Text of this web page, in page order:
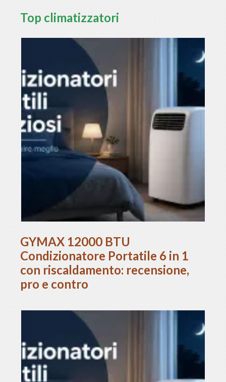
Top climatizzatori
GYMAX 12000 BTU
Condizionatore Portatile 6 in 1
con riscaldamento: recensione,
pro e contro